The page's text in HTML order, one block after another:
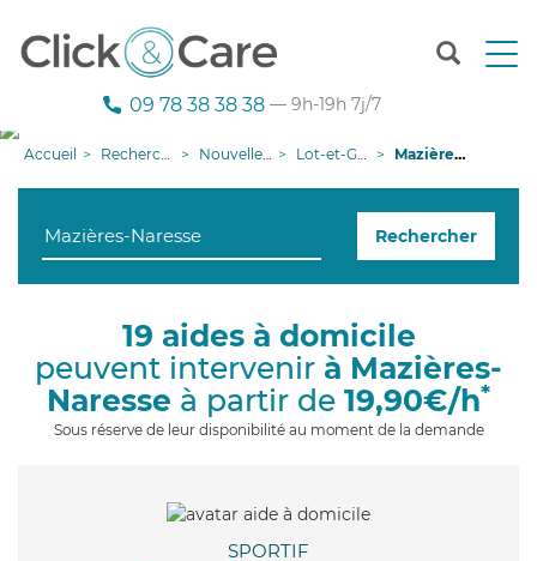
T
n
g
i
09 78 38 38 38 — 9h-19h 7j/7
Accueil Recherche aide à domicile Nouvelle-Aquitaine Lot-et-Garonne Mazières-Naresse
Rechercher
19 aides à domicile
peuvent intervenir à Mazières-
Naresse à partir de 19,90€/h*
Sous réserve de leur disponibilité au moment de la demande
SPORTIF